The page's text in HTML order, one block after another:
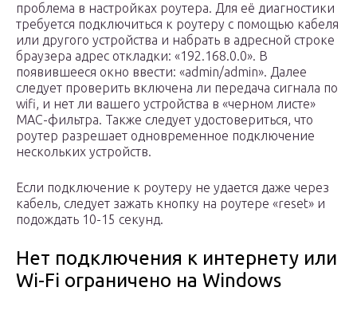
проблема в настройках роутера. Для её диагностики
требуется подключиться к роутеру с помощью кабеля
или другого устройства и набрать в адресной строке
браузера адрес откладки: «192.168.0.0». В
появившееся окно ввести: «admin/admin». Далее
следует проверить включена ли передача сигнала по
wifi, и нет ли вашего устройства в «черном листе»
MAC-фильтра. Также следует удостовериться, что
роутер разрешает одновременное подключение
нескольких устройств.
Если подключение к роутеру не удается даже через
кабель, следует зажать кнопку на роутере «reset» и
подождать 10-15 секунд.
Нет подключения к интернету или
Wi-Fi ограничено на Windows